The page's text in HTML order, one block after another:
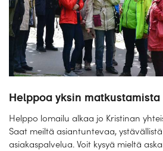
Helppoa yksin matkustamista
Helppo lomailu alkaa jo Kristinan
Saat meiltä asiantuntevaa,
asiakaspalvelua. Voit kysyä mieltä